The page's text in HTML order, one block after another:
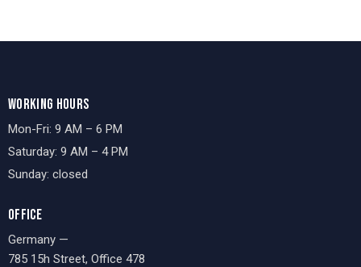
WORKING HOURS
Mon-Fri: 9 AM – 6 PM
Saturday: 9 AM – 4 PM
Sunday: closed
OFFICE
Germany —
785 15h Street, Office 478